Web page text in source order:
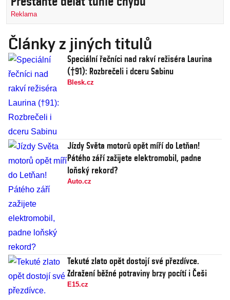
Reklama
Články z jiných titulů
Speciální řečníci nad rakví režiséra Laurina
(†91): Rozbrečeli i dceru Sabinu
Blesk.cz
Jízdy Světa motorů opět míří do Letňan!
Pátého září zažijete elektromobil, padne
loňský rekord?
Auto.cz
Tekuté zlato opět dostojí své přezdívce.
Zdražení běžné potraviny brzy pocítí i Češi
E15.cz